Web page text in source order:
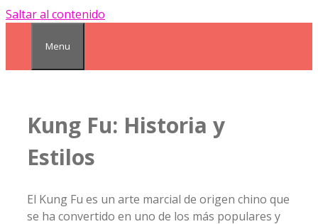
Saltar al contenido
Menu
Kung Fu: Historia y
Estilos
El Kung Fu es un arte marcial de origen chino que
se ha convertido en uno de los más populares y